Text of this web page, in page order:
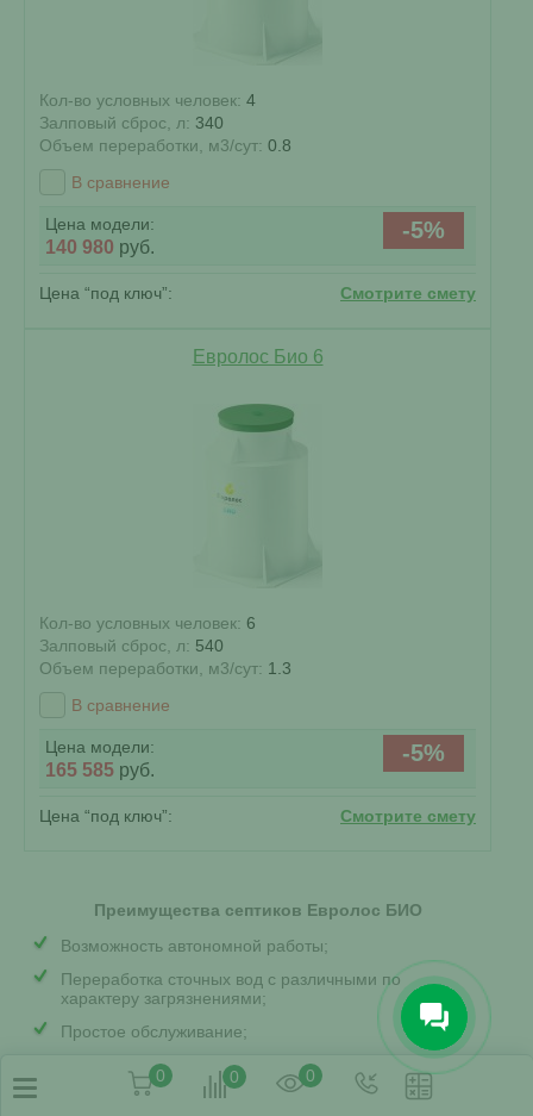
Кол-во условных человек: 4
Залповый сброс, л: 340
Объем переработки, м3/сут: 0.8
В сравнение
Цена модели:
140 980 руб.
-5%
Цена “под ключ”: Смотрите смету
Евролос Био 6
Кол-во условных человек: 6
Залповый сброс, л: 540
Объем переработки, м3/сут: 1.3
В сравнение
Цена модели:
165 585 руб.
-5%
Цена “под ключ”: Смотрите смету
Преимущества септиков Евролос БИО
Возможность автономной работы;
Переработка сточных вод с различными по
характеру загрязнениями;
Простое обслуживание;
Отсутствие необходимости откачки стоков;
Возможность установки в разных типах грунтов, в
0 0 0